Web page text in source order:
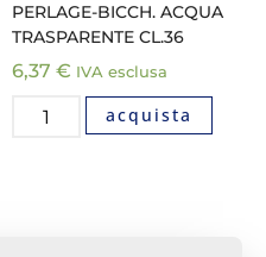
PERLAGE-BICCH. ACQUA
TRASPARENTE CL.36
6,37 € IVA esclusa
acquista